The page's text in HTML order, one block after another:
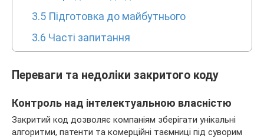
3.5Підготовка до майбутнього
3.6 Часті запитання
Переваги та недоліки закритого коду
Контроль над інтелектуальною власністю
Закритий код дозволяє компаніям зберігати унікальні
алгоритми, патенти та комерційні таємниці під суворим